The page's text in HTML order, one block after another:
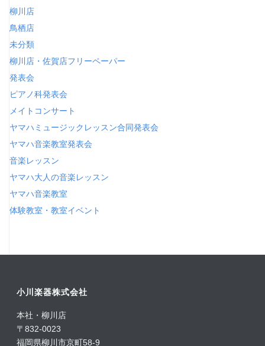
柳川店
鳥栖店
未分類
柳川店・佐賀店フリーペーパー
発表会
ピアノ科発表会
メイトコンサート
ヤマハミュージックレッスン合同発表会
ヤマハ音楽教室発表会
音楽レッスン
ヤマハ大人の音楽レッスン
ヤマハ音楽教室
体験教室・教室イベント
小川楽器株式会社
本社・柳川店
〒832-0023
福岡県柳川市京町58-9